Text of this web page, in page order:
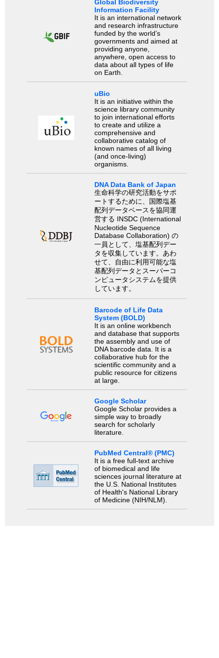
Global Biodiversity
Information Facility
It is an international network
and research infrastructure
funded by the world’s
governments and aimed at
providing anyone,
anywhere, open access to
data about all types of life
on Earth.
uBio
It is an initiative within the
science library community
to join international efforts
to create and utilize a
comprehensive and
collaborative catalog of
known names of all living
(and once-living)
organisms.
DNA Data Bank of Japan
生命科学の研究活動をサポ
ートするために、国際塩基
配列データベースを協同運
営する INSDC (International
Nucleotide Sequence
Database Collaboration) の
一員として、塩基配列デー
タを収集しています。あわ
せて、自由に利用可能な塩
基配列データとスーパーコ
ンピュータシステムを提供
しています。
Barcode of Life Data
System (BOLD)
It is an online workbench
and database that supports
the assembly and use of
DNA barcode data. It is a
collaborative hub for the
scientific community and a
public resource for citizens
at large.
Google Scholar
Google Scholar provides a
simple way to broadly
search for scholarly
literature.
PubMed Central® (PMC)
It is a free full-text archive
of biomedical and life
sciences journal literature at
the U.S. National Institutes
of Health's National Library
of Medicine (NIH/NLM).